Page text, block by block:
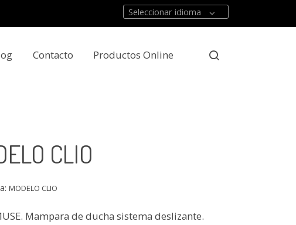
Seleccionar idioma
Contacto Productos Online
CLIO
MODELO CLIO
Mampara de ducha sistema deslizante.